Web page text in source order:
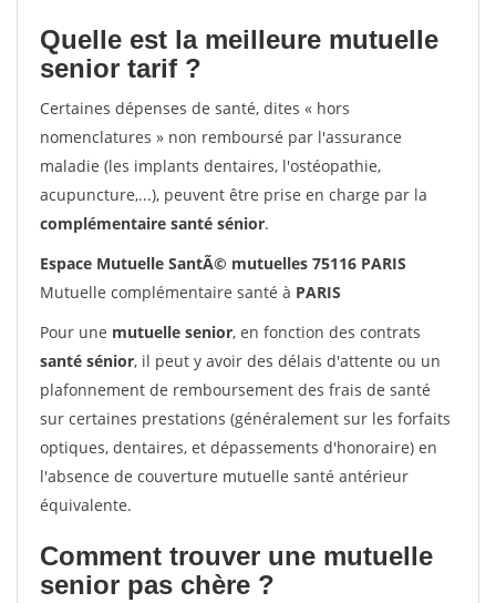
Quelle est la meilleure mutuelle
senior tarif ?
Certaines dépenses de santé, dites « hors
nomenclatures » non remboursé par l'assurance
maladie (les implants dentaires, l'ostéopathie,
acupuncture,...), peuvent être prise en charge par la
complémentaire santé sénior.
Espace Mutuelle SantÃ© mutuelles 75116 PARIS
Mutuelle complémentaire santé à PARIS
Pour une mutuelle senior, en fonction des contrats
santé sénior, il peut y avoir des délais d'attente ou un
plafonnement de remboursement des frais de santé
sur certaines prestations (généralement sur les forfaits
optiques, dentaires, et dépassements d'honoraire) en
l'absence de couverture mutuelle santé antérieur
équivalente.
Comment trouver une mutuelle
senior pas chère ?